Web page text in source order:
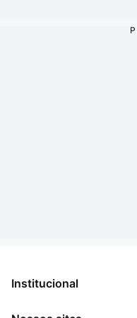
Institucional